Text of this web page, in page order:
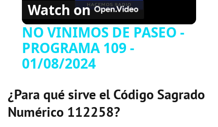
a
V
Watch on
NO VINIMOS DE PASEO -
PROGRAMA 109 -
01/08/2024
¿Para qué sirve el Código Sagrado
Numérico 112258?